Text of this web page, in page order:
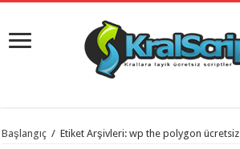
istanbul
Başlangıç / Etiket Arşivleri: wp the polygon ücretsiz